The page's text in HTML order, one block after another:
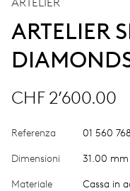
ARTELIER
CHF 2’600.00
Referenza 01 560
Dimensioni 31.00 mm
Materiale Cassa in